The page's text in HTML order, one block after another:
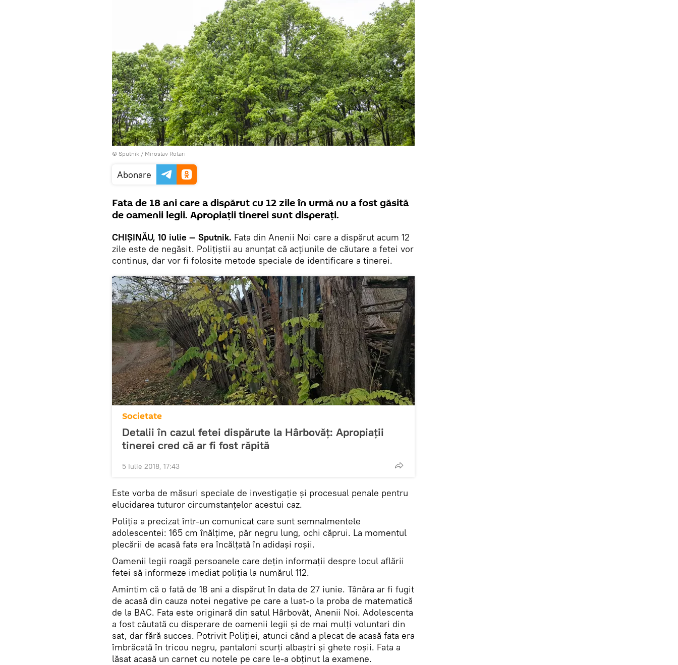
© Sputnik / Miroslav Rotari
Abonare
Fata de 18 ani care a dispărut cu 12 zile în urmă nu a fost găsită
de oamenii legii. Apropiații tinerei sunt disperați.
CHIȘINĂU, 10 iulie — Sputnik. Fata din Anenii Noi care a dispărut acum 12
zile este de negăsit. Polițiștii au anunțat că acțiunile de căutare a fetei vor
continua, dar vor fi folosite metode speciale de identificare a tinerei.
Societate
Detalii în cazul fetei dispărute la Hârbovăț: Apropiații
tinerei cred că ar fi fost răpită
5 Iulie 2018, 17:43
Este vorba de măsuri speciale de investigație și procesual penale pentru
elucidarea tuturor circumstanțelor acestui caz.
Poliția a precizat într-un comunicat care sunt semnalmentele
adolescentei: 165 cm înălțime, păr negru lung, ochi căprui. La momentul
plecării de acasă fata era încălțată în adidași roșii.
Oamenii legii roagă persoanele care dețin informații despre locul aflării
fetei să informeze imediat poliția la numărul 112.
Amintim că o fată de 18 ani a dispărut în data de 27 iunie. Tânăra ar fi fugit
de acasă din cauza notei negative pe care a luat-o la proba de matematică
de la BAC. Fata este originară din satul Hârbovăt, Anenii Noi. Adolescenta
a fost căutată cu disperare de oamenii legii și de mai mulți voluntari din
sat, dar fără succes. Potrivit Poliției, atunci când a plecat de acasă fata era
îmbrăcată în tricou negru, pantaloni scurți albaștri și ghete roșii. Fata a
lăsat acasă un carnet cu notele pe care le-a obţinut la examene.